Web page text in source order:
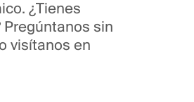
¿Tienes
Pregúntanos sin
visítanos en